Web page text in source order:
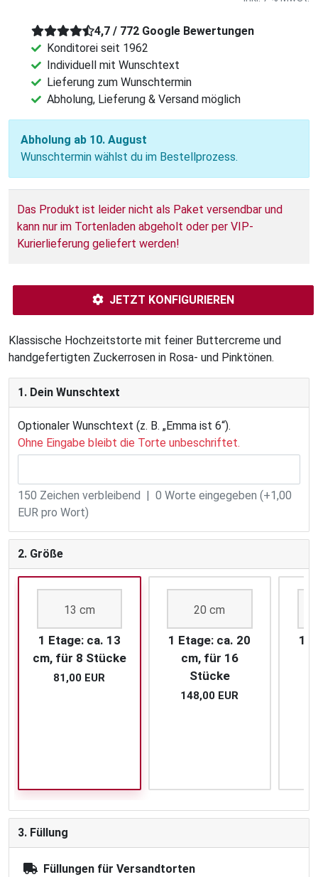
4,7 / 772 Google Bewertungen
Konditorei seit 1962
Individuell mit Wunschtext
Lieferung zum Wunschtermin
Abholung, Lieferung & Versand möglich
Abholung ab 10. August
Wunschtermin wählst du im Bestellprozess.
Das Produkt ist leider nicht als Paket versendbar und
kann nur im Tortenladen abgeholt oder per VIP-
Kurierlieferung geliefert werden!
JETZT KONFIGURIEREN
Klassische Hochzeitstorte mit feiner Buttercreme und
handgefertigten Zuckerrosen in Rosa- und Pinktönen.
1. Dein Wunschtext
Optionaler Wunschtext (z. B. „Emma ist 6“).
Ohne Eingabe bleibt die Torte unbeschriftet.
150 Zeichen verbleibend | 0 Worte eingegeben (+1,00
EUR pro Wort)
2. Größe
13 cm
1 Etage: ca. 13
cm, für 8 Stücke
81,00 EUR
20 cm
1 Etage: ca. 20
cm, für 16
Stücke
148,00 EUR
1
3. Füllung
Füllungen für Versandtorten